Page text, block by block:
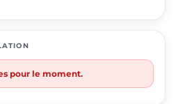
pour le moment.